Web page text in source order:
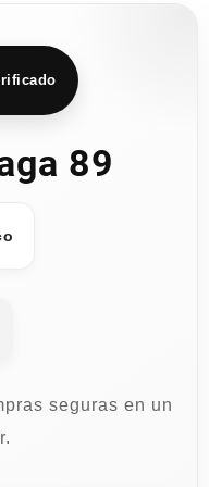
89
seguras en un